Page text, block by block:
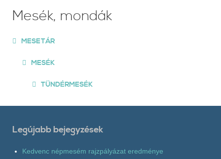
Mesék, mondák
MESETÁR
MESÉK
TÜNDÉRMESÉK
Legújabb bejegyzések
Kedvenc népmesém rajzpályázat eredménye